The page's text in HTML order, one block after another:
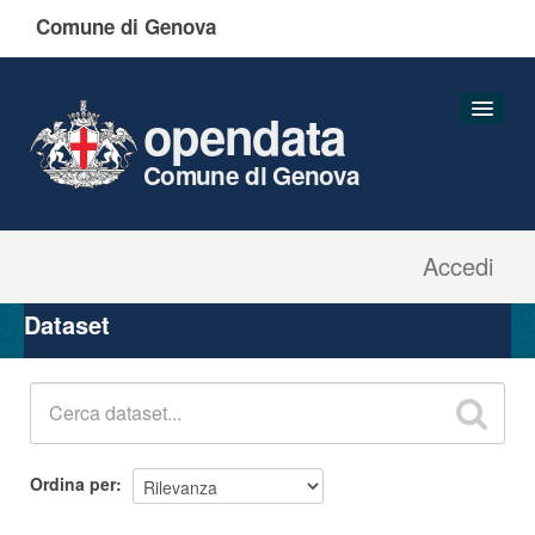
Comune di Genova
Accedi
opendata
Comune di Genova
Organizzazioni
Gruppi
Dataset
Ordina per